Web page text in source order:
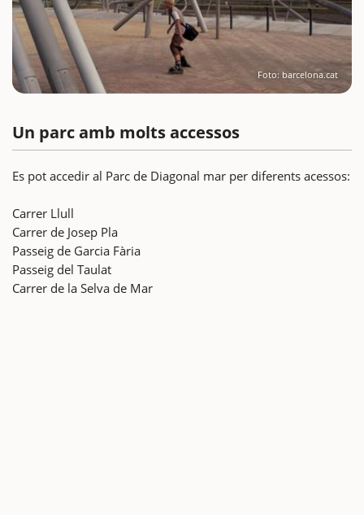
Foto: barcelona.cat
Un parc amb molts accessos
Es pot accedir al Parc de Diagonal mar per diferents acessos:
Carrer Llull
Carrer de Josep Pla
Passeig de Garcia Fària
Passeig del Taulat
Carrer de la Selva de Mar